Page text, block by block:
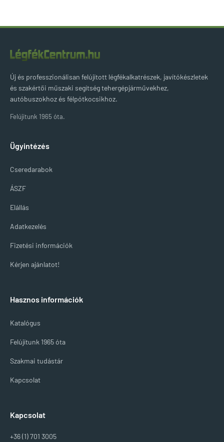
Új és professzionálisan felújított légfékalkatrészek, javítókészletek
és szakértői műszaki segítség tehergépjárművekhez,
autóbuszokhoz és félpótkocsikhoz.
Felújítunk 1965 óta.
Ügyintézés
Cseredarabok
ÁSZF
Elállás
Adatkezelés
Fizetési információk
Kérjen ajánlatot!
Hasznos információk
Katalógus
Felújítunk 1965 óta
Szakmai tudástár
Kapcsolat
Kapcsolat
+36 (1) 701 3005